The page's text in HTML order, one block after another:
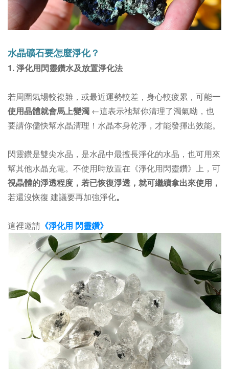
水晶礦石要怎麼淨化？
1. 淨化用閃靈鑽水及放置淨化法
若周圍氣場較複雜，或最近運勢較差，身心較疲累，可能一
使用晶體就會馬上變濁 ←這表示祂幫你清理了濁氣呦，也
要請你儘快幫水晶清理！ 水晶本身乾淨，才能發揮出效能。
閃靈鑽是雙尖水晶，是水晶中最擅長淨化的水晶，也可用來
幫其他水晶充電。不使用時放置在 《淨化用閃靈鑽》上 ，可
視晶體的淨透程度，若已恢復淨透，就可繼續拿出來使用，
若還沒恢復 建議要再加強淨化。
這裡邀請 《淨化用 閃靈鑽》